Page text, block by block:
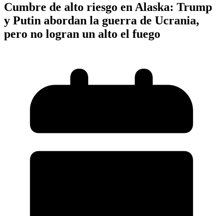
Cumbre de alto riesgo en Alaska: Trump
y Putin abordan la guerra de Ucrania,
pero no logran un alto el fuego